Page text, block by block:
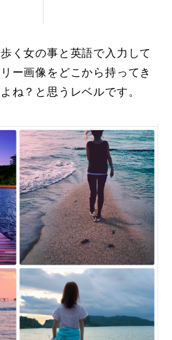
く女の事と英語で入力して
ー画像をどこから持ってき
ね？と思うレベルです。